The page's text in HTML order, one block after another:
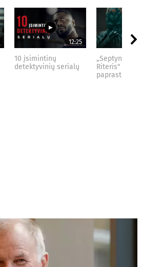
12:25
10 įsimintinų
detektyvinių serialų
„Septynių
Riteris" – kai
paprastumas